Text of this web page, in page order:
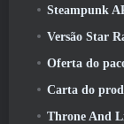
Steampunk ARPG
Versão Star Rail 4.2
Oferta do
Carta do produtor do
Throne And